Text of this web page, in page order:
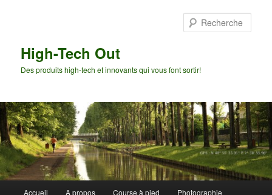
High-Tech Out
Des produits high-tech et innovants qui vous font sortir!
Accueil A propos Course à pied Photographie